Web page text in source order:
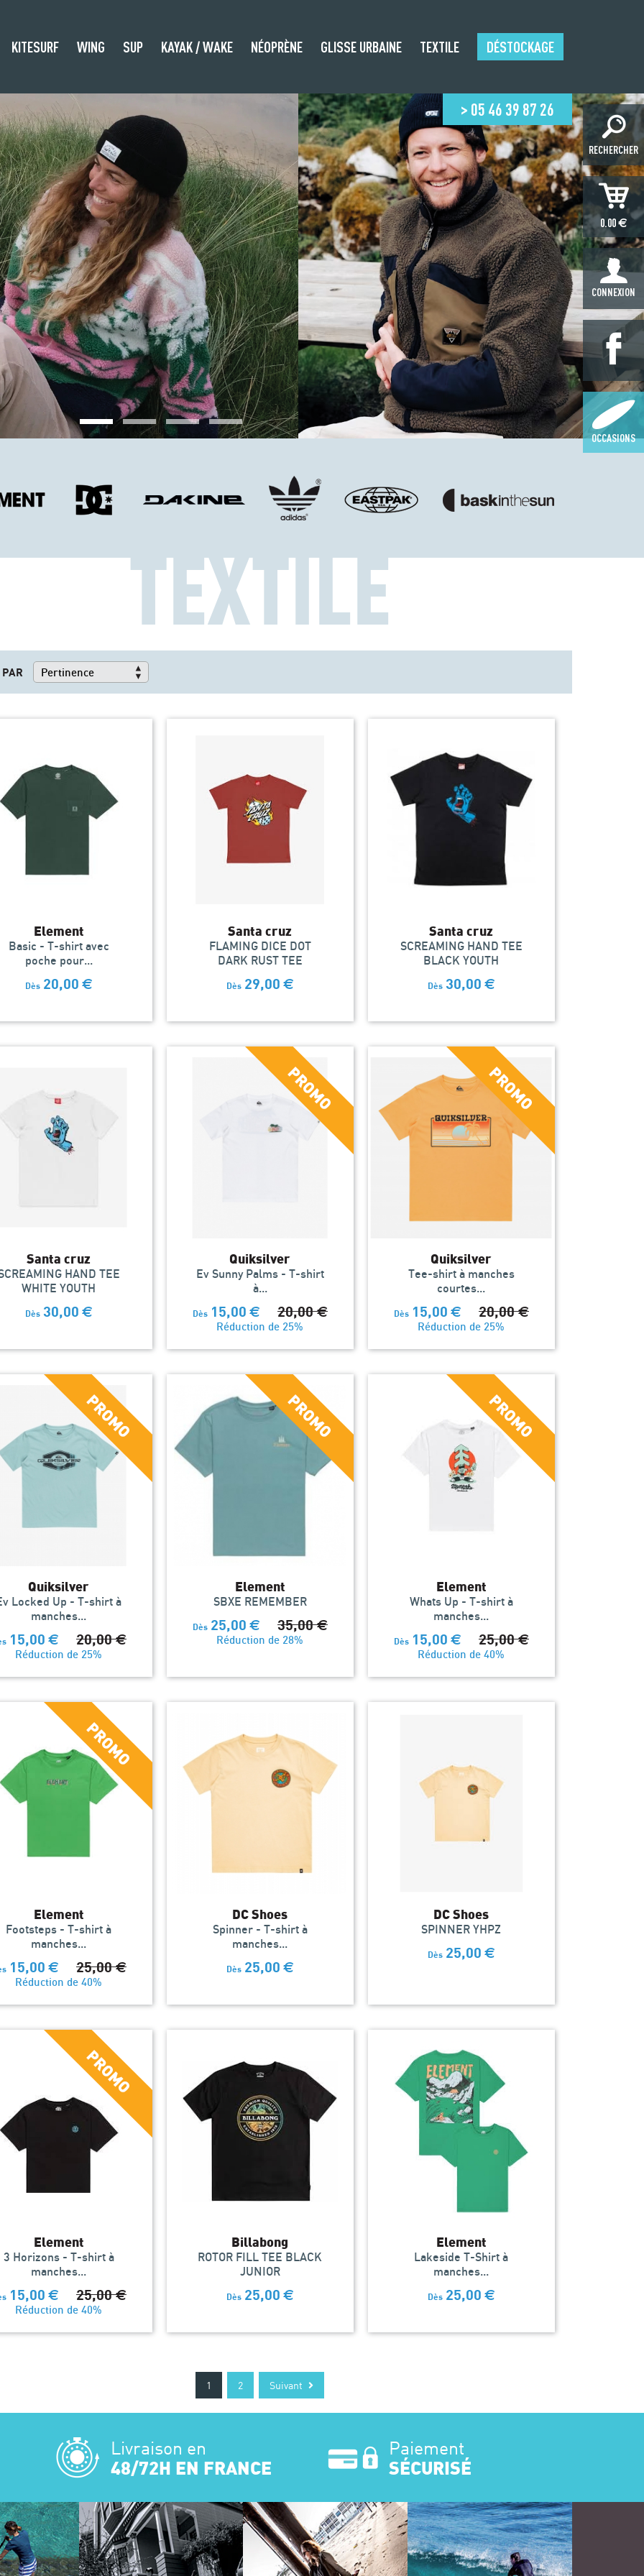
> 05 46 39 87 26
KITESURF WING SUP KAYAK / WAKE NÉOPRÈNE GLISSE URBAINE TEXTILE DÉSTOCKAGE
RECHERCHER
0.00€
CONNEXION
OCCASIONS
TEXTILE
Element
Basic - T-shirt avec
poche pour...
Dès 20,00 €
Santa cruz
FLAMING DICE DOT
DARK RUST TEE
Dès 29,00 €
Santa cruz
SCREAMING HAND TEE
BLACK YOUTH
Dès 30,00 €
Santa cruz
HAND TEE
WHITE YOUTH
Dès 30,00 €
Quiksilver
Ev Sunny Palms - T-shirt
à...
Dès 15,00 € 20,00€
Réduction de 25%
Quiksilver
Tee-shirt à manches
courtes...
Dès 15,00 € 20,00€
Réduction de 25%
Quiksilver
Locked Up - T-shirt à
manches...
15,00 € 20,00€
Réduction de 25%
Element
SBXE REMEMBER
Dès 25,00 € 35,00€
Réduction de 28%
Element
Whats Up - T-shirt à
manches...
Dès 15,00 € 25,00€
Réduction de 40%
Element
Footsteps - T-shirt à
manches...
15,00 € 25,00€
Réduction de 40%
DC Shoes
Spinner - T-shirt à
manches...
Dès 25,00 €
DC Shoes
SPINNER YHPZ
Dès 25,00 €
Element
3 Horizons - T-shirt à
manches...
15,00 € 25,00€
Réduction de 40%
Billabong
ROTOR FILL TEE BLACK
JUNIOR
Dès 25,00 €
Element
Lakeside T-Shirt à
manches...
Dès 25,00 €
1 2 Suivant
Livraison en
48/72H EN FRANCE
Paiement
SÉCURISÉ